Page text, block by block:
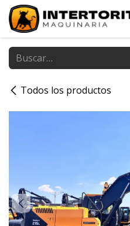
Ir al contenido
Todos los productos